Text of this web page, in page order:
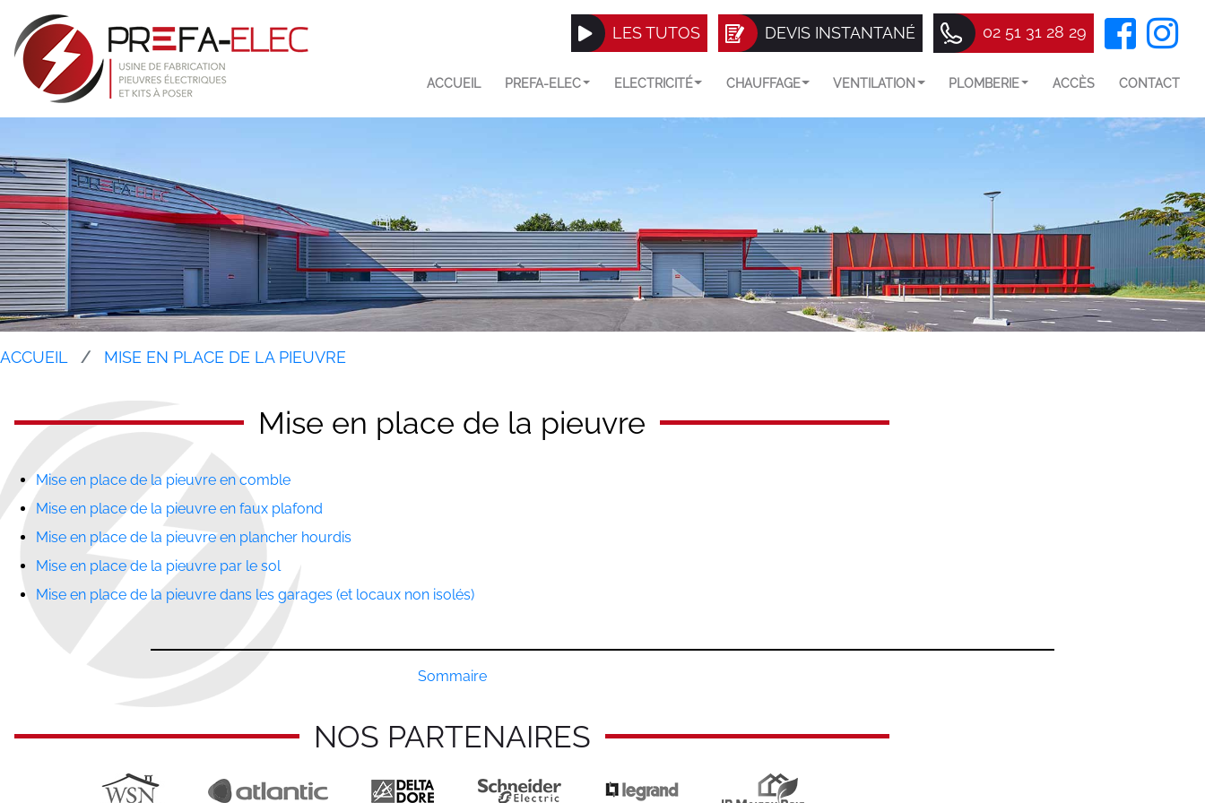
LES TUTOS DEVIS INSTANTANÉ 02 51 31 28 29
ACCUEIL PREFA-ELEC ELECTRICITÉ CHAUFFAGE VENTILATION PLOMBERIE ACCÈS CONTACT
ACCUEIL MISE EN PLACE DE LA PIEUVRE
Mise en place de la pieuvre
Mise en place de la pieuvre en comble
Mise en place de la pieuvre en faux plafond
Mise en place de la pieuvre en plancher hourdis
Mise en place de la pieuvre par le sol
Mise en place de la pieuvre dans les garages (et locaux non isolés)
Sommaire
NOS PARTENAIRES